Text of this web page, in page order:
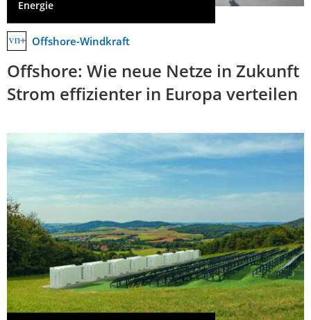
Energie
Offshore-Windkraft
Offshore: Wie neue Netze in Zukunft
Strom effizienter in Europa verteilen